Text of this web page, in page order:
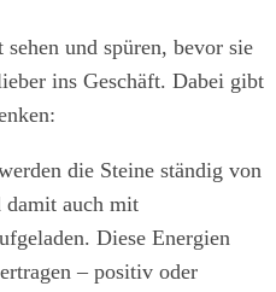
und spüren, bevor sie
ins Geschäft. Dabei gibt
die Steine ständig von
damit auch mit
Diese Energien
– positiv oder